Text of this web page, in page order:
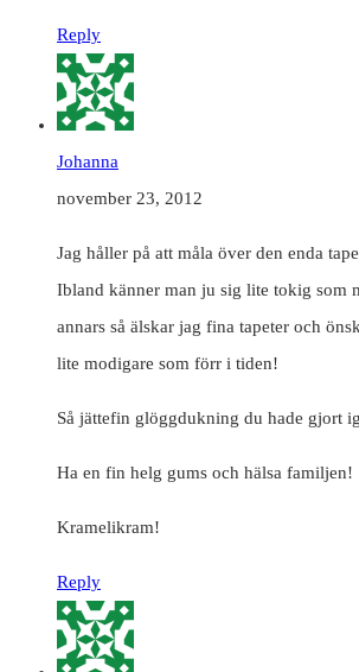
Reply
Johanna
november 23, 2012
Jag håller på att måla över den enda
Ibland känner man ju sig lite tokig som
annars så älskar jag fina tapeter och
lite modigare som förr i tiden!
Så jättefin glöggdukning du hade gjort
Ha en fin helg gums och hälsa familjen!
Kramelikram!
Reply